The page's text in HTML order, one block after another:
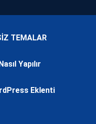
TEMALAR
Yapılır
Eklenti